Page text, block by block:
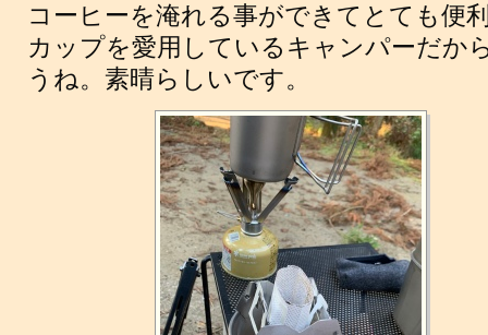
コーヒーを淹れる事ができてとても便
カップを愛用しているキャンパーだか
うね。素晴らしいです。